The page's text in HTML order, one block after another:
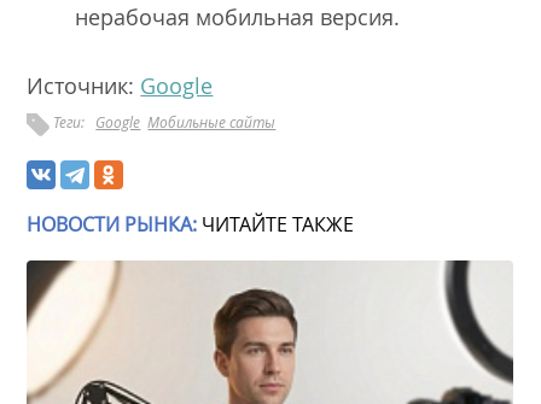
нерабочая мобильная версия.
Источник: Google
Теги: Google Мобильные сайты
НОВОСТИ РЫНКА: ЧИТАЙТЕ ТАКЖЕ